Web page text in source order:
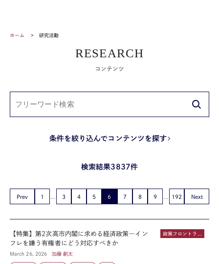
ホーム 研究活動
RESEARCH
コンテンツ
条件を絞り込んでコンテンツを探す
検索結果3837件
Prev 1 3 4 5 6 7 8 9 192 Next
政策フロントライン
【特集】第2次高市内閣に求める経済政策―イン
フレを嫌う有権者にどう対応すべきか
March 26, 2026 加藤 創太